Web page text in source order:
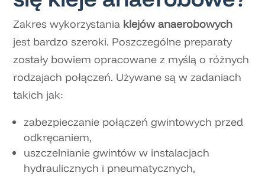
Zakres wykorzystania klejów anaerobowych
jest bardzo szeroki. Poszczególne preparaty
zostały bowiem opracowane z myślą o różnych
rodzajach połączeń. Używane są w zadaniach
takich jak:
zabezpieczanie połączeń gwintowych przed
odkręcaniem,
uszczelnianie gwintów w instalacjach
hydraulicznych i pneumatycznych,